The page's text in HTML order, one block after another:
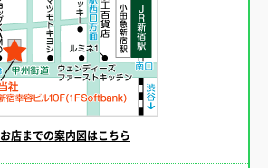
お店までの案内図はこちら